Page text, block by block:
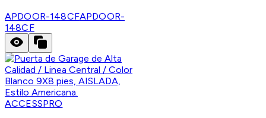
APDOOR-148CFAPDOOR-
148CF
ACCESSPRO